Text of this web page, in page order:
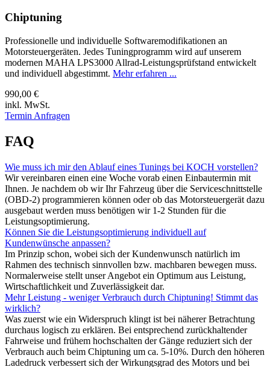
Chiptuning
Professionelle und individuelle Softwaremodifikationen an
Motorsteuergeräten. Jedes Tuningprogramm wird auf unserem
modernen MAHA LPS3000 Allrad-Leistungsprüfstand entwickelt
und individuell abgestimmt. Mehr erfahren ...
990,00 €
inkl. MwSt.
Termin Anfragen
FAQ
Wie muss ich mir den Ablauf eines Tunings bei KOCH vorstellen?
Wir vereinbaren einen eine Woche vorab einen Einbautermin mit
Ihnen. Je nachdem ob wir Ihr Fahrzeug über die Serviceschnittstelle
(OBD-2) programmieren können oder ob das Motorsteuergerät dazu
ausgebaut werden muss benötigen wir 1-2 Stunden für die
Leistungsoptimierung.
Können Sie die Leistungsoptimierung individuell auf
Kundenwünsche anpassen?
Im Prinzip schon, wobei sich der Kundenwunsch natürlich im
Rahmen des technisch sinnvollen bzw. machbaren bewegen muss.
Normalerweise stellt unser Angebot ein Optimum aus Leistung,
Wirtschaftlichkeit und Zuverlässigkeit dar.
Mehr Leistung - weniger Verbrauch durch Chiptuning! Stimmt das
wirklich?
Was zuerst wie ein Widerspruch klingt ist bei näherer Betrachtung
durchaus logisch zu erklären. Bei entsprechend zurückhaltender
Fahrweise und frühem hochschalten der Gänge reduziert sich der
Verbrauch auch beim Chiptuning um ca. 5-10%. Durch den höheren
Ladedruck verbessert sich der Wirkungsgrad des Motors und bei